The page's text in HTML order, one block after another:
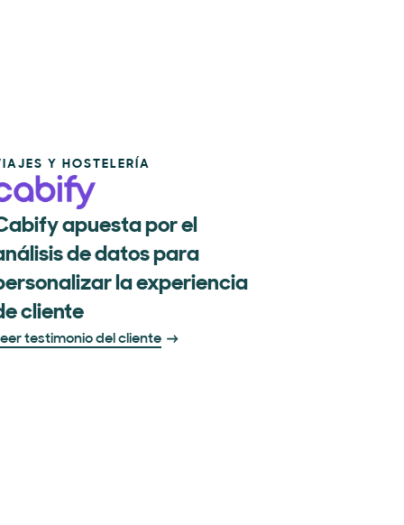
Y HOSTELERÍA
apuesta por el
de datos para
la experiencia
cliente
testimonio del cliente